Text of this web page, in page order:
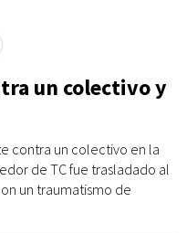
un colectivo y
contra un colectivo en la
de TC fue trasladado al
un traumatismo de